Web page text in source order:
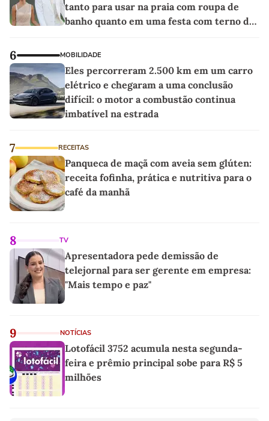
tanto para usar na praia com roupa de
banho quanto em uma festa com terno de
6 MOBILIDADE
Eles percorreram 2.500 km em um carro
elétrico e chegaram a uma conclusão
difícil: o motor a combustão continua
imbatível na estrada
7 RECEITAS
Panqueca de maçã com aveia sem glúten:
receita fofinha, prática e nutritiva para o
café da manhã
8 TV
Apresentadora pede demissão de
telejornal para ser gerente em empresa:
"Mais tempo e paz"
9 NOTÍCIAS
Lotofácil 3752 acumula nesta segunda-
feira e prêmio principal sobe para R$ 5
milhões